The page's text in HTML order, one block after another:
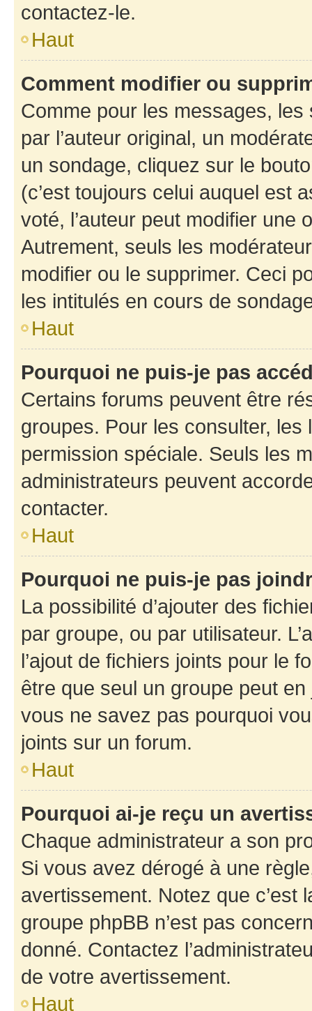
contactez-le.
Haut
Comment modifier ou
Comme pour les messages,
par l’auteur original, un
un sondage, cliquez sur le
(c’est toujours celui auquel est
voté, l’auteur peut modifier une
Autrement, seuls les
modifier ou le supprimer. Ceci
les intitulés en cours de
Haut
Pourquoi ne puis-je pas
Certains forums peuvent être
groupes. Pour les consulter,
permission spéciale. Seuls les
administrateurs peuvent
contacter.
Haut
Pourquoi ne puis-je pas
La possibilité d’ajouter des
par groupe, ou par utilisateur.
l’ajout de fichiers joints pour le
être que seul un groupe peut
vous ne savez pas pourquoi
joints sur un forum.
Haut
Pourquoi ai-je reçu un
Chaque administrateur a son
Si vous avez dérogé à une
avertissement. Notez que c’est
groupe phpBB n’est pas
donné. Contactez
de votre avertissement.
Haut